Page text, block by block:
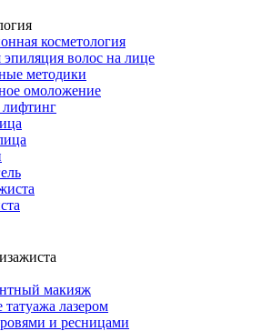
косметология
эпиляция волос на лице
методики
омоложение
макияж
татуажа лазером
и ресницами